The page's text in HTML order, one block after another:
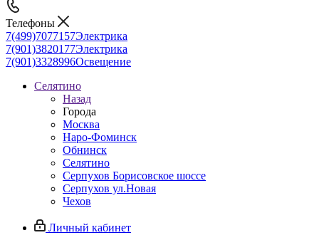
Телефоны
7(499)7077157Электрика
7(901)3820177Электрика
7(901)3328996Освещение
Селятино
Назад
Города
Москва
Наро-Фоминск
Обнинск
Селятино
Серпухов Борисовское шоссе
Серпухов ул.Новая
Чехов
Личный кабинет